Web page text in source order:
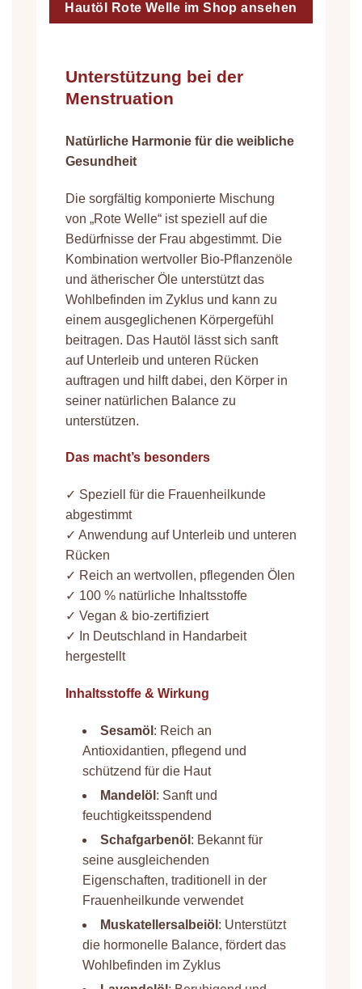
Hautöl Rote Welle im Shop ansehen
Unterstützung bei der
Menstruation
Natürliche Harmonie für die weibliche
Gesundheit
Die sorgfältig komponierte Mischung
von „Rote Welle“ ist speziell auf die
Bedürfnisse der Frau abgestimmt. Die
Kombination wertvoller Bio-Pflanzenöle
und ätherischer Öle unterstützt das
Wohlbefinden im Zyklus und kann zu
einem ausgeglichenen Körpergefühl
beitragen. Das Hautöl lässt sich sanft
auf Unterleib und unteren Rücken
auftragen und hilft dabei, den Körper in
seiner natürlichen Balance zu
unterstützen.
Das macht’s besonders
✓ Speziell für die Frauenheilkunde
abgestimmt
✓ Anwendung auf Unterleib und unteren
Rücken
✓ Reich an wertvollen, pflegenden Ölen
✓ 100 % natürliche Inhaltsstoffe
✓ Vegan & bio-zertifiziert
✓ In Deutschland in Handarbeit
hergestellt
Inhaltsstoffe & Wirkung
Sesamöl : Reich an
Antioxidantien, pflegend und
schützend für die Haut
Mandelöl : Sanft und
feuchtigkeitsspendend
Schafgarbenöl : Bekannt für
seine ausgleichenden
Eigenschaften, traditionell in der
Frauenheilkunde verwendet
Muskatellersalbeiöl : Unterstützt
die hormonelle Balance, fördert das
Wohlbefinden im Zyklus